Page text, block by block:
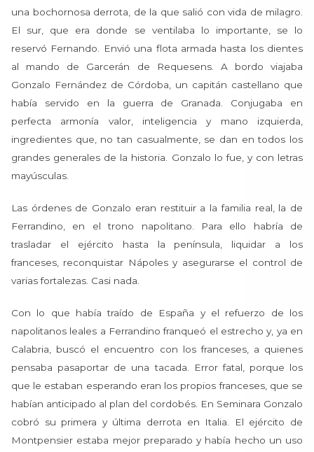
una bochornosa derrota, de la que salió con vida de milagro.
El sur, que era donde se ventilaba lo importante, se lo
reservó Fernando. Envió una flota armada hasta los dientes
al mando de Garcerán de Requesens. A bordo viajaba
Gonzalo Fernández de Córdoba, un capitán castellano que
había servido en la guerra de Granada. Conjugaba en
perfecta armonía valor, inteligencia y mano izquierda,
ingredientes que, no tan casualmente, se dan en todos los
grandes generales de la historia. Gonzalo lo fue, y con letras
mayúsculas.
Las órdenes de Gonzalo eran restituir a la familia real, la de
Ferrandino, en el trono napolitano. Para ello habría de
trasladar el ejército hasta la península, liquidar a los
franceses, reconquistar Nápoles y asegurarse el control de
varias fortalezas. Casi nada.
Con lo que había traído de España y el refuerzo de los
napolitanos leales a Ferrandino franqueó el estrecho y, ya en
Calabria, buscó el encuentro con los franceses, a quienes
pensaba pasaportar de una tacada. Error fatal, porque los
que le estaban esperando eran los propios franceses, que se
habían anticipado al plan del cordobés. En Seminara Gonzalo
cobró su primera y última derrota en Italia. El ejército de
Montpensier estaba mejor preparado y había hecho un uso